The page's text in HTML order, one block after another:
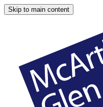
Skip to main content